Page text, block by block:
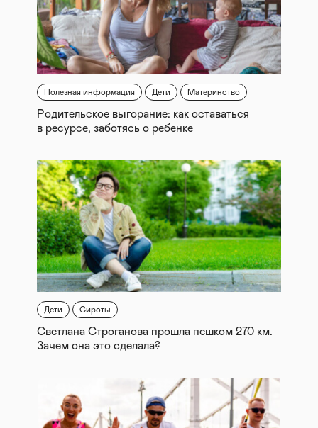
Полезная информация Дети Материнство
Родительское выгорание: как оставаться
в ресурсе, заботясь о ребенке
Дети Сироты
Светлана Строганова прошла пешком 270 км.
Зачем она это сделала?